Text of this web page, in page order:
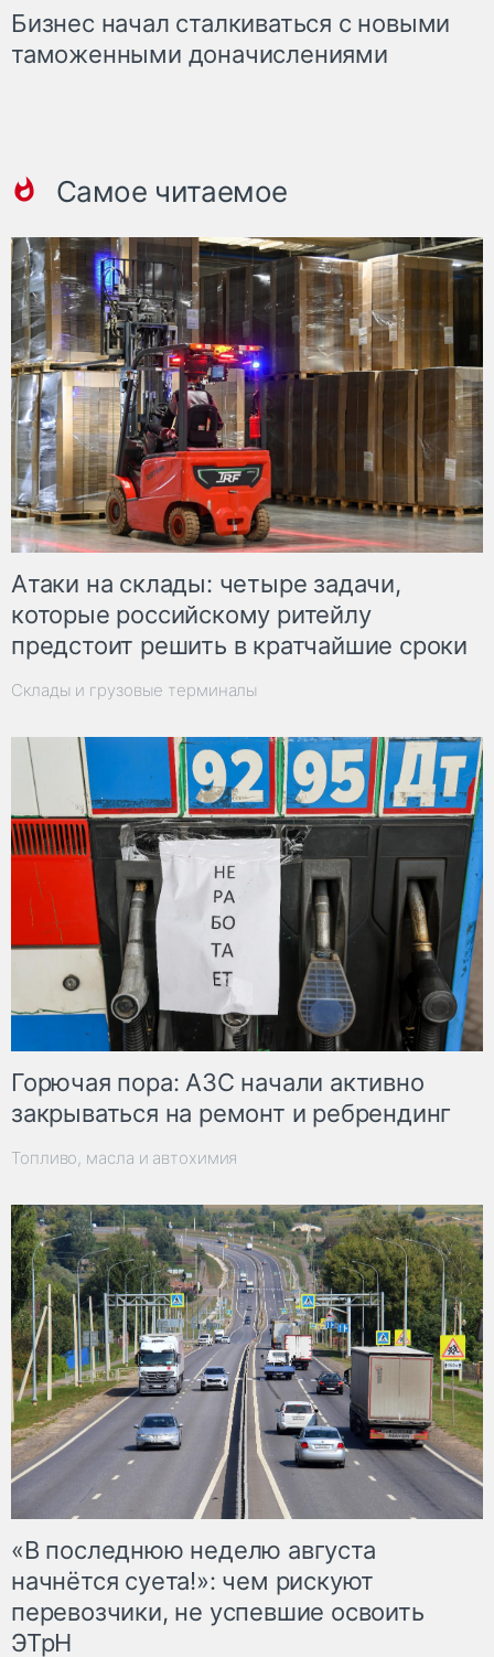
Бизнес начал сталкиваться с новыми
таможенными доначислениями
Самое читаемое
Атаки на склады: четыре задачи,
которые российскому ритейлу
предстоит решить в кратчайшие сроки
Склады и грузовые терминалы
Горючая пора: АЗС начали активно
закрываться на ремонт и ребрендинг
Топливо, масла и автохимия
«В последнюю неделю августа
начнётся суета!»: чем рискуют
перевозчики, не успевшие освоить
ЭТрН